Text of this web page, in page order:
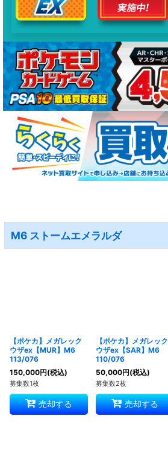
M6 ストームエメラルダ
【ポケカ】メガレック
ウザex【MUR】M6
113/076
150,000円(税込)
募集数1枚
売却する
【ポケカ】メガレック
ウザex【SAR】M6
110/076
50,000円(税込)
募集数2枚
売却する